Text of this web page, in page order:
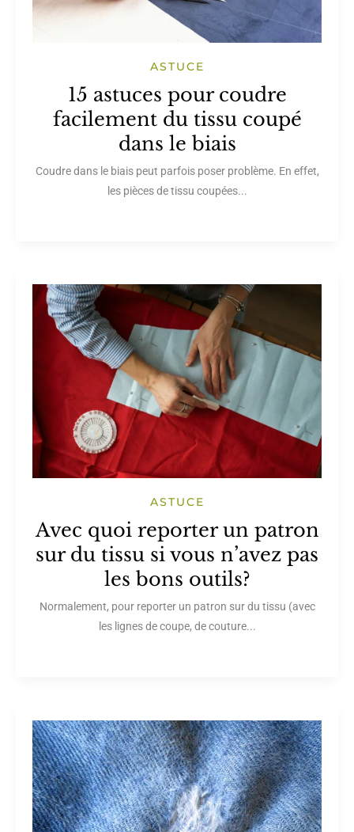
ASTUCE
15 astuces pour coudre
facilement du tissu coupé
dans le biais
Coudre dans le biais peut parfois poser problème. En effet,
les pièces de tissu coupées...
ASTUCE
Avec quoi reporter un patron
sur du tissu si vous n’avez pas
les bons outils?
Normalement, pour reporter un patron sur du tissu (avec
les lignes de coupe, de couture...